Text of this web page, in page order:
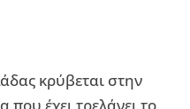
κρύβεται στην